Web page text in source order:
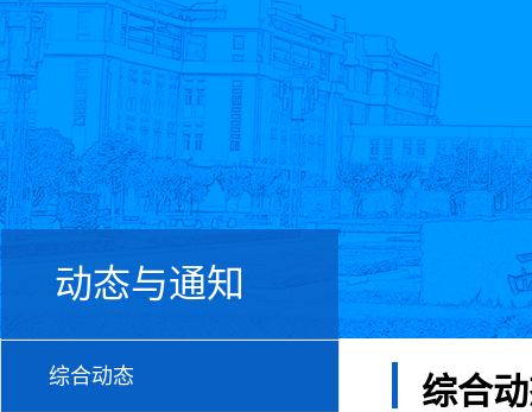
动态与通知
综合动态 综合